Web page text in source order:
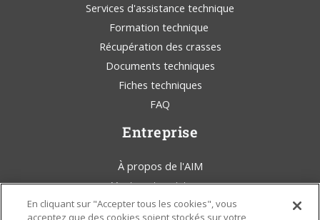
Services d'assistance technique
Formation technique
Récupération des crasses
Documents techniques
Fiches techniques
FAQ
Entreprise
À propos de l'AIM
Ventes et assistance
AIM Solder Blog
En cliquant sur "Accepter tous les cookies", vous
acceptez que des cookies soient stockés sur votre